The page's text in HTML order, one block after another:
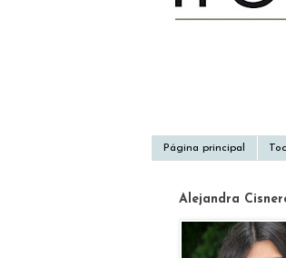
Página principal
Alejandra